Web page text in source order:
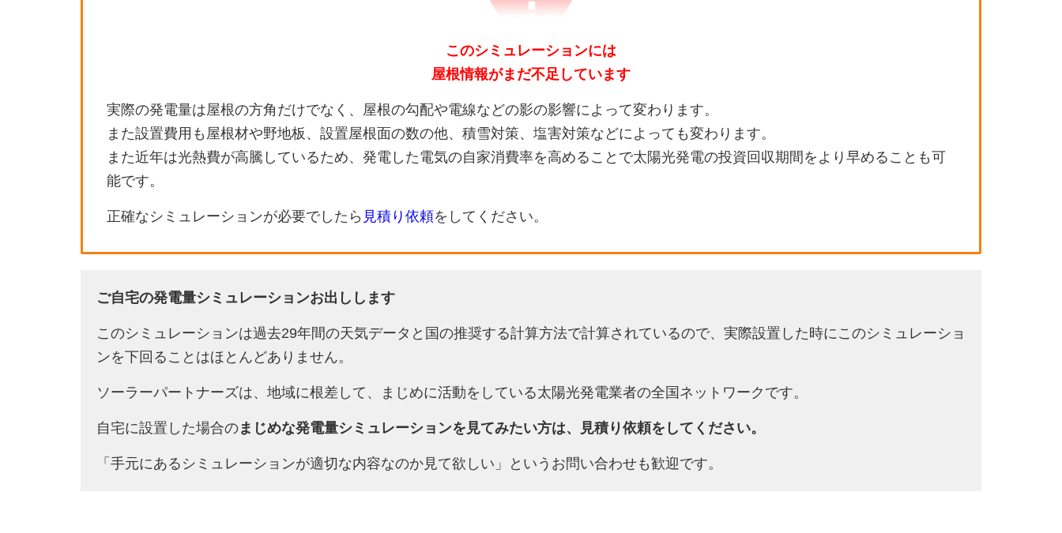
このシミュレーションには
屋根情報がまだ不足しています
実際の発電量は屋根の方角だけでなく、屋根の勾配や電線などの影の影響によって変わります。
また設置費用も屋根材や野地板、設置屋根面の数の他、積雪対策、塩害対策などによっても変わります。
また近年は光熱費が高騰しているため、発電した電気の自家消費率を高めることで太陽光発電の投資回収期間をより早めることも可
能です。
正確なシミュレーションが必要でしたら 見積り依頼をしてください。
ご自宅の発電量シミュレーションお出しします
このシミュレーションは過去29年間の天気データと国の推奨する計算方法で計算されているので、実際設置した時にこのシミュレーショ
ンを下回ることはほとんどありません。
ソーラーパートナーズは、地域に根差して、まじめに活動をしている太陽光発電業者の全国ネットワークです。
自宅に設置した場合のまじめな発電量シミュレーションを見てみたい方は、見積り依頼をしてください。
「手元にあるシミュレーションが適切な内容なのか見て欲しい」というお問い合わせも歓迎です。